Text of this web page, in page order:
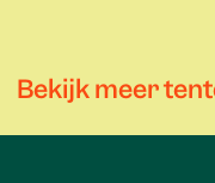
Bekijk meer